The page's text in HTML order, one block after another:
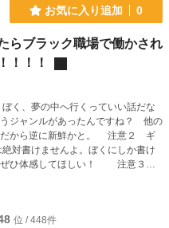
お気に入り追加 0
らブラック職場で働かされ
！！！
ジャンルがあったんですね？ 他の
に新鮮かと。 注意２ ギ
感してほしい！ 注意３
〇〇兄弟の謎 日本一の漫才師降
のタイトルを見て、一部変更してみ
位 / 448件